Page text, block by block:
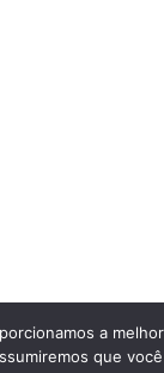
a
que